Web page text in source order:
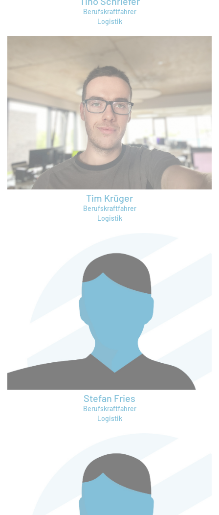
tino.schriefer@bruening-group.de
Berufskraftfahrer
Logistik
tim.krueger@bruening-group.de
Tim Krüger
Berufskraftfahrer
Logistik
Stefan Fries
Berufskraftfahrer
Logistik